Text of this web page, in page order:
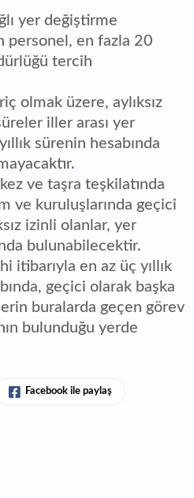
yer değiştirme
personel, en fazla 20
tercih
olmak üzere, aylıksız
iller arası yer
sürenin hesabında
ve taşra teşkilatında
ve kuruluşlarında geçici
izinli olanlar, yer
bulunabilecektir.
itibarıyla en az üç yıllık
geçici olarak başka
buralarda geçen görev
bulunduğu yerde
Facebook ile paylaş